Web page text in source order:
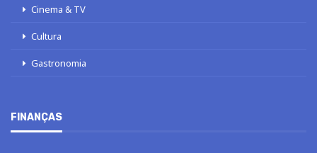
Cinema & TV
Cultura
Gastronomia
FINANÇAS